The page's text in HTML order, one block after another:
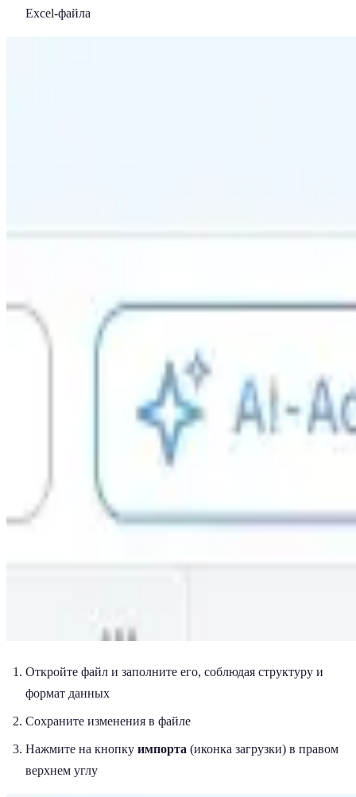
Excel-файла
Откройте файл и заполните его, соблюдая структуру и
формат данных
Сохраните изменения в файле
Нажмите на кнопку импорта (иконка загрузки) в правом
верхнем углу